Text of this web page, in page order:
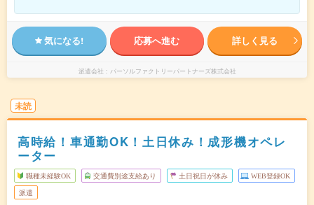
気になる! 応募へ進む 詳しく見る
派遣会社 パーソルファクトリーパートナーズ株式会社
未読
高時給！車通勤OK！土日休み！成形機オペレ
ーター
職種未経験OK 交通費別途支給あり 土日祝日が休み WEB登録OK
派遣